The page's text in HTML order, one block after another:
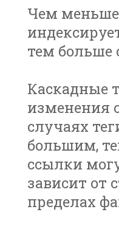
Чем меньше
тем больше
Каскадные
изменения
случаях
большим,
ссылки
зависит от
пределах